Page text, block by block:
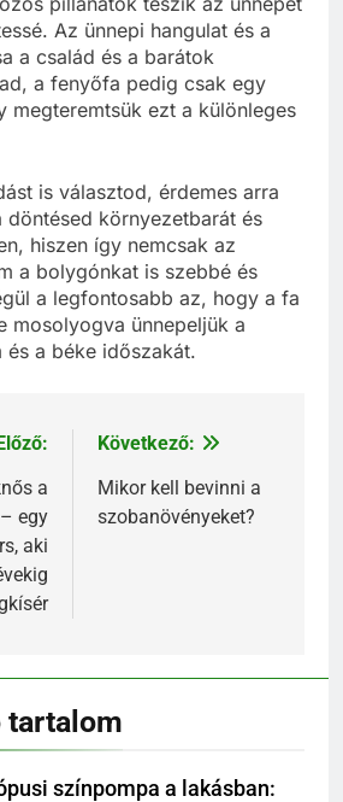
Az ünnepi hangulat és a
a család és a barátok
a fenyőfa pedig csak egy
megteremtsük ezt a különleges
is választod, érdemes arra
környezetbarát és
hiszen így nemcsak az
a bolygónkat is szebbé és
a legfontosabb az, hogy a fa
mosolyogva ünnepeljük a
és a béke időszakát.
a
egy
aki
Következő:
Mikor kell bevinni a
szobanövényeket?
tartalom
színpompa a lakásban: